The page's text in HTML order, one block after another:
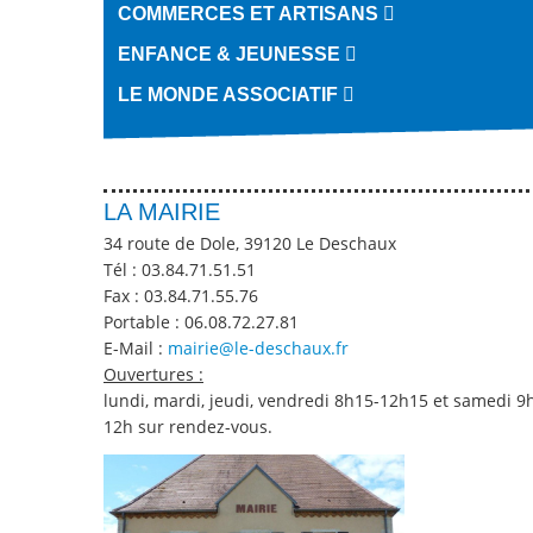
COMMERCES ET ARTISANS
ENFANCE & JEUNESSE
LE MONDE ASSOCIATIF
LA MAIRIE
34 route de Dole, 39120 Le Deschaux
Tél : 03.84.71.51.51
Fax : 03.84.71.55.76
Portable : 06.08.72.27.81
E-Mail : mairie@le-deschaux.fr
Ouvertures :
lundi, mardi, jeudi, vendredi 8h15-12h15 et samedi
12h sur rendez-vous.